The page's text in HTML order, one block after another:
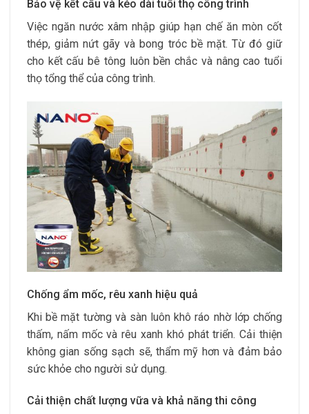
Bảo vệ kết cấu và kéo dài tuổi thọ công trình
Việc ngăn nước xâm nhập giúp hạn chế ăn mòn cốt
thép, giảm nứt gãy và bong tróc bề mặt. Từ đó giữ
cho kết cấu bê tông luôn bền chắc và nâng cao tuổi
thọ tổng thể của công trình.
Chống ẩm mốc, rêu xanh hiệu quả
Khi bề mặt tường và sàn luôn khô ráo nhờ lớp chống
thấm, nấm mốc và rêu xanh khó phát triển. Cải thiện
không gian sống sạch sẽ, thẩm mỹ hơn và đảm bảo
sức khỏe cho người sử dụng.
Cải thiện chất lượng vữa và khả năng thi công